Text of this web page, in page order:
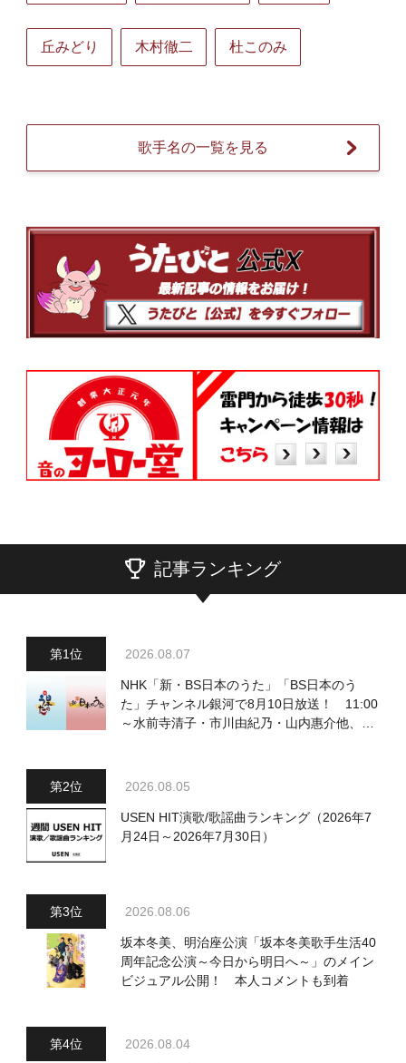
丘みどり 木村徹二 杜このみ
歌手名の一覧を見る
記事ランキング
2026.08.07
NHK「新・BS日本のうた」「BS日本のう
た」チャンネル銀河で8月10日放送！ 11:00
～水前寺清子・市川由紀乃・山内惠介他、
2026.08.05
USEN HIT演歌/歌謡曲ランキング（2026年7
月24日～2026年7月30日）
2026.08.06
坂本冬美、明治座公演「坂本冬美歌手生活40
周年記念公演～今日から明日へ～」のメイン
ビジュアル公開！ 本人コメントも到着
2026.08.04